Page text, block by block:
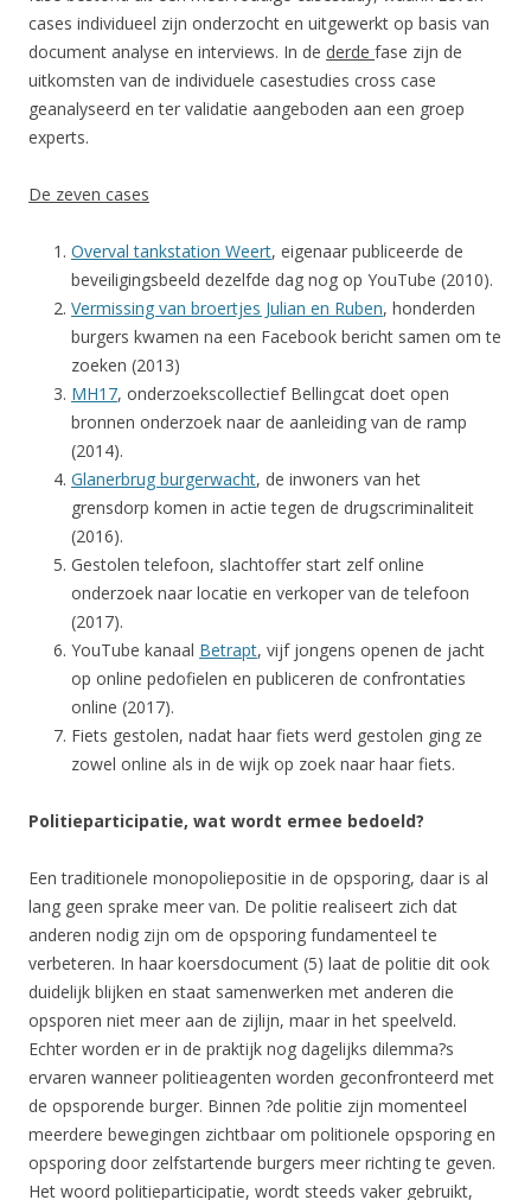
cases individueel zijn onderzocht en uitgewerkt op basis van
document analyse en interviews. In de derde fase zijn de
uitkomsten van de individuele casestudies cross case
geanalyseerd en ter validatie aangeboden aan een groep
experts.
De zeven cases
Overval tankstation Weert, eigenaar publiceerde de
beveiligingsbeeld dezelfde dag nog op YouTube (2010).
Vermissing van broertjes Julian en Ruben, honderden
burgers kwamen na een Facebook bericht samen om te
zoeken (2013)
MH17, onderzoekscollectief Bellingcat doet open
bronnen onderzoek naar de aanleiding van de ramp
(2014).
Glanerbrug burgerwacht, de inwoners van het
grensdorp komen in actie tegen de drugscriminaliteit
(2016).
Gestolen telefoon, slachtoffer start zelf online
onderzoek naar locatie en verkoper van de telefoon
(2017).
YouTube kanaal Betrapt, vijf jongens openen de jacht
op online pedofielen en publiceren de confrontaties
online (2017).
Fiets gestolen, nadat haar fiets werd gestolen ging ze
zowel online als in de wijk op zoek naar haar fiets.
Politieparticipatie, wat wordt ermee bedoeld?
Een traditionele monopoliepositie in de opsporing, daar is al
lang geen sprake meer van. De politie realiseert zich dat
anderen nodig zijn om de opsporing fundamenteel te
verbeteren. In haar koersdocument (5) laat de politie dit ook
duidelijk blijken en staat samenwerken met anderen die
opsporen niet meer aan de zijlijn, maar in het speelveld.
Echter worden er in de praktijk nog dagelijks dilemma?s
ervaren wanneer politieagenten worden geconfronteerd met
de opsporende burger. Binnen ?de politie zijn momenteel
meerdere bewegingen zichtbaar om politionele opsporing en
opsporing door zelfstartende burgers meer richting te geven.
Het woord politieparticipatie, wordt steeds vaker gebruikt,